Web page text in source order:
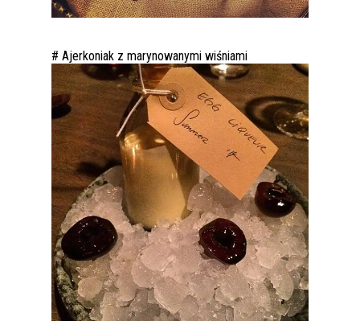
# Ajerkoniak z marynowanymi wiśniami